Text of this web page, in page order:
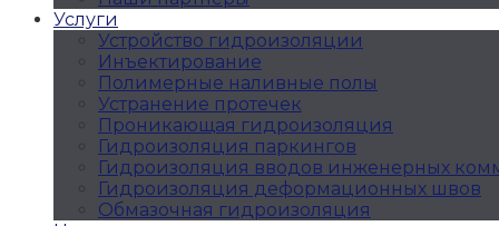
Услуги
Устройство гидроизоляции
Инъектирование
Полимерные наливные полы
Устранение протечек
Проникающая гидроизоляция
Гидроизоляция паркингов
Гидроизоляция вводов инженерных
Гидроизоляция деформационных швов
Обмазочная гидроизоляция